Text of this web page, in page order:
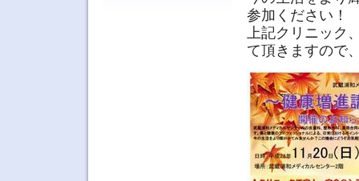
参加ください！
上記クリニック
て頂きますので